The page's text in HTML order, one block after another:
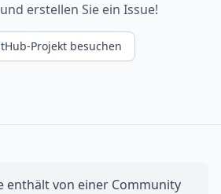
erstellen Sie ein Issue!
Projekt besuchen
enthält von einer Community